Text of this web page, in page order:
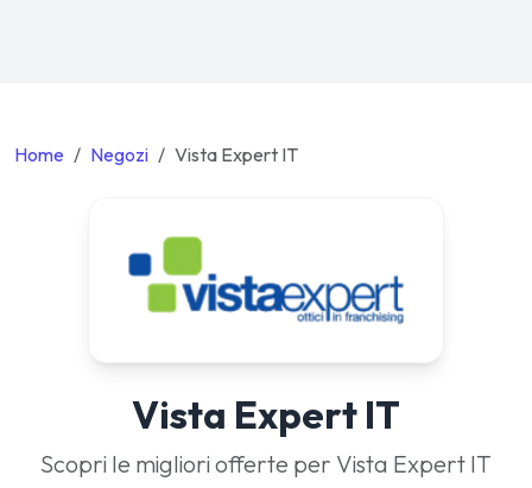
Home Negozi Vista Expert IT
Vista Expert IT
Scopri le migliori offerte per Vista Expert IT